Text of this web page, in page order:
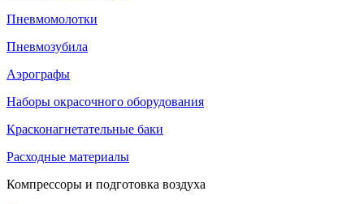
Пневмомолотки
Пневмозубила
Аэрографы
Наборы окрасочного оборудования
Красконагнетательные баки
Расходные материалы
Компрессоры и подготовка воздуха